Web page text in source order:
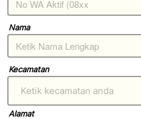
Nama
Kecamatan
Ketik kecamatan anda
Alamat